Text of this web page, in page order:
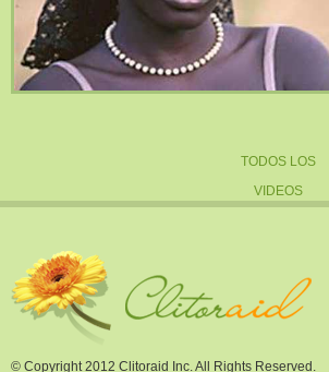
TODOS LOS
VIDEOS
© Copyright 2012 Clitoraid Inc. All Rights Reserved.